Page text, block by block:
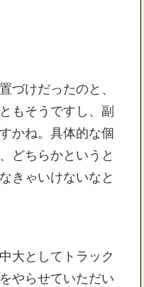
づけだったのと、
もそうですし、副
かね。具体的な個
どちらかというと
きゃいけないなと
大としてトラック
やらせていただい